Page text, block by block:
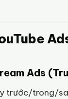
Ads
trước/trong/